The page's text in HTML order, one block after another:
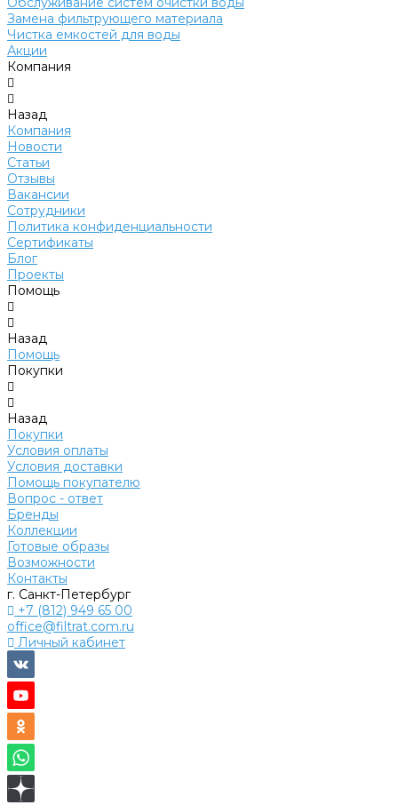
Замена фильтрующего материала
Чистка емкостей для воды
Акции
Компания
Назад
Компания
Новости
Статьи
Отзывы
Вакансии
Сотрудники
Политика конфиденциальности
Сертификаты
Блог
Проекты
Помощь
Назад
Помощь
Покупки
Назад
Покупки
Условия оплаты
Условия доставки
Помощь покупателю
Вопрос - ответ
Бренды
Коллекции
Готовые образы
Возможности
Контакты
г. Санкт-Петербург
+7 (812) 949 65 00
office@filtrat.com.ru
Личный кабинет